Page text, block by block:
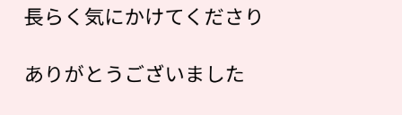
長らく気にかけてくださり
ありがとうございました